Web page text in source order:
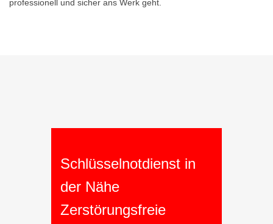
professionell und sicher ans Werk geht.
Schlüsselnotdienst in
der Nähe
Zerstörungsfreie